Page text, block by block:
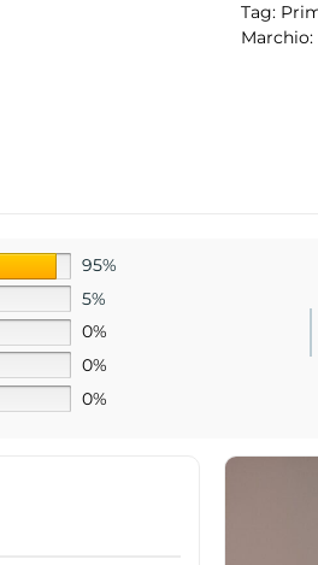
Tag:
Marchio:
95%
5%
0%
0%
0%